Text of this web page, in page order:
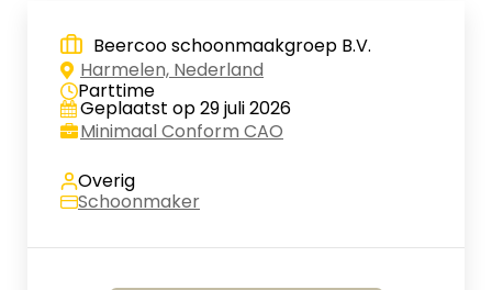
Beercoo schoonmaakgroep B.V.
Harmelen, Nederland
Parttime
Geplaatst op 29 juli 2026
Minimaal Conform CAO
Overig
Schoonmaker